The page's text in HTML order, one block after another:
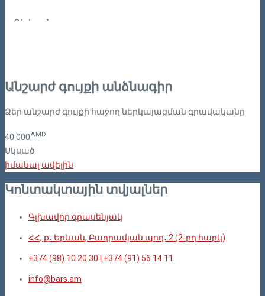
Դիլիջան
Անշարժ գույքի անձնագիր
Ձեր անշարժ գույքի հաջող ներկայացման գրավականը
40 000AMD
Սկսած
իմանալ ավելին
Կոնտակտային տվյալներ
Գլխավոր գրասենյակ
ՀՀ, ք․ Երևան, Բաղրամյան պող․ 2 (2-րդ հարկ)
+374 (98) 10 20 30 | +374 (91) 56 14 11
info@bars.am